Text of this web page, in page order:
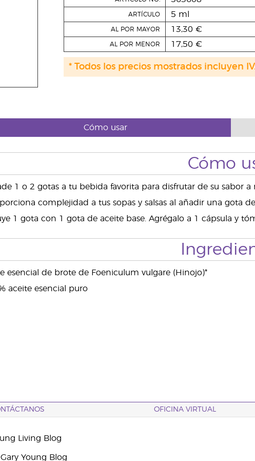
ARTÍCULO 5 ml
AL POR MAYOR 13,30 €
AL POR MENOR 17,50 €
* Todos los precios mostrados incluyen
Cómo usar
Cómo
1 o 2 gotas a tu bebida favorita para disfrutar de su sabor a
complejidad a tus sopas y salsas al añadir una gota de
1 gota con 1 gota de aceite base. Agrégalo a 1 cápsula y
esencial de brote de Foeniculum vulgare (Hinojo)*
aceite esencial puro
OFICINA VIRTUAL
Living Blog
Gary Young Blog